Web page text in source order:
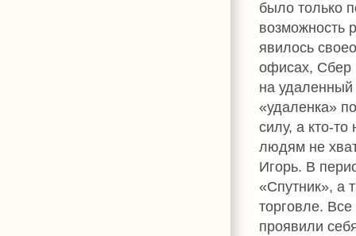
было только
возможность
явилось
офисах, Сбер
на
«удаленка»
силу, а кто-
людям не
Игорь. В
«Спутник», а
торговле.
проявили